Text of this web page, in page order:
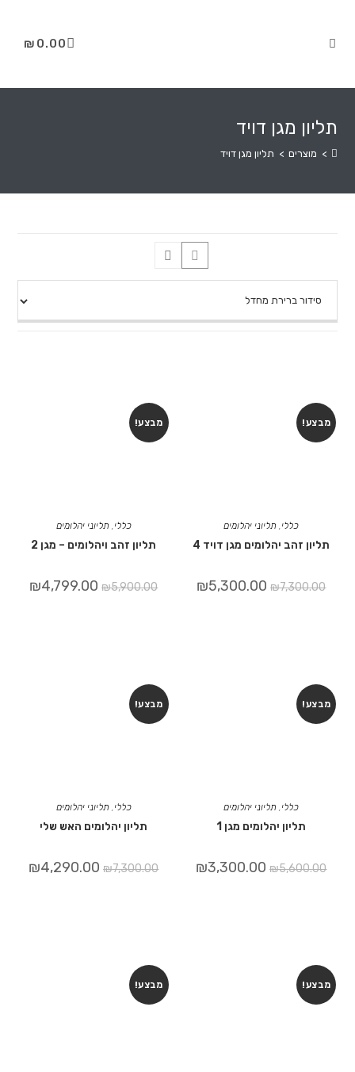
₪ 0.00
תליון מגן דויד
> מוצרים > תליון מגן דויד
מבצע!
כללי, תליוני יהלומים
תליון זהב ויהלומים – מגן 2
₪5,900.00
₪4,799.00
מבצע!
כללי, תליוני יהלומים
תליון זהב יהלומים מגן דויד 4
₪7,300.00
₪5,300.00
מבצע!
כללי תליוני יהלומים
תליון יהלומים האש שלי
₪7,300.00
₪4,290.00
מבצע!
כללי תליוני יהלומים
תליון יהלומים מגן 1
₪5,600.00
₪3,300.00
מבצע! מבצע!